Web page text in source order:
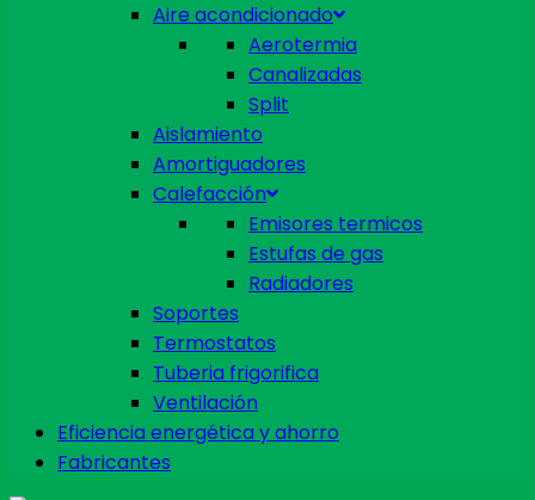
Aire acondicionado
Aerotermia
Canalizadas
Split
Aislamiento
Amortiguadores
Calefacción
Emisores termicos
Estufas de gas
Radiadores
Soportes
Termostatos
Tuberia frigorifica
Ventilación
Eficiencia energética y ahorro
Fabricantes